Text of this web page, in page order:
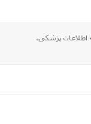
برچسب‌ها
اطلاعات پزشکی،